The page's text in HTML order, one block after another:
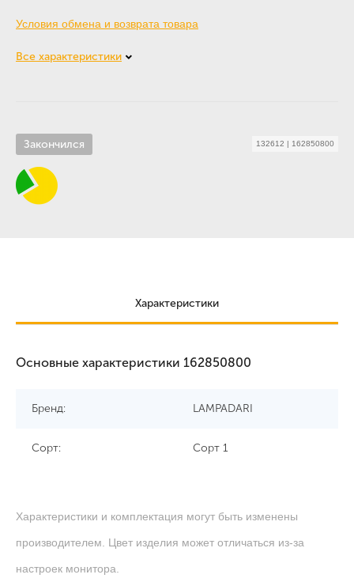
Условия обмена и возврата товара
Все характеристики
Закончился 132612 | 162850800
Характеристики
Основные характеристики 162850800
Бренд: LAMPADARI
Сорт: Сорт 1
Характеристики и комплектация могут быть изменены
производителем. Цвет изделия может отличаться из-за
настроек монитора.